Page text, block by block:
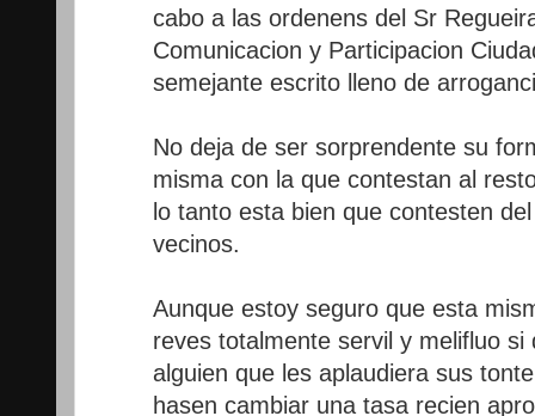
cabo a las ordenens del Sr
Comunicacion y Participacion
semejante escrito lleno de
No deja de ser sorprendente su
misma con la que contestan al
lo tanto esta bien que contesten
vecinos.
Aunque estoy seguro que esta
reves totalmente servil y melifluo
alguien que les aplaudiera sus
hasen cambiar una tasa recien